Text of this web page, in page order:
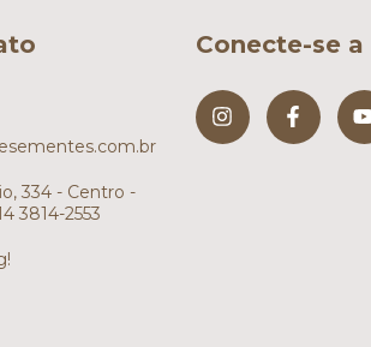
334 - Centro -
3814-2553
Conecte-se a